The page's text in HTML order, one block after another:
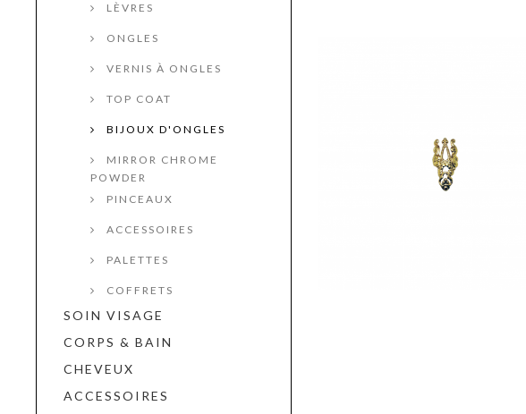
LÈVRES
ONGLES
VERNIS À ONGLES
TOP COAT
BIJOUX D'ONGLES
MIRROR CHROME
POWDER
PINCEAUX
ACCESSOIRES
PALETTES
COFFRETS
SOIN VISAGE
CORPS & BAIN
CHEVEUX
ACCESSOIRES